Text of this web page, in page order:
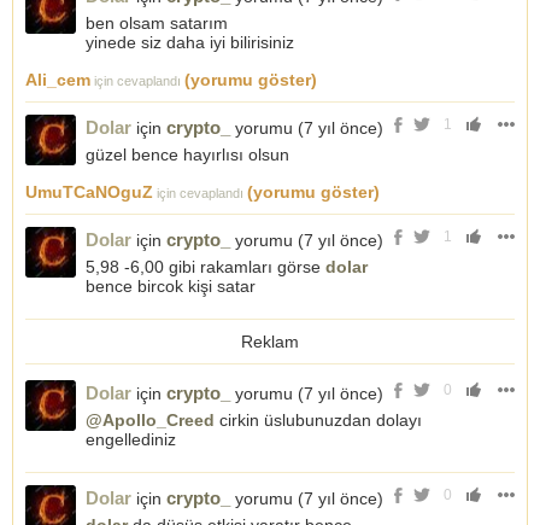
al! "
ALINTIDIR.
(Bizler şam halkından biri olmayalım..
iyi insanıda kötü insanıda tanıyıp bilecek kadar ALLAH cc
hepimize zeka vermiştir.
Bir başkasının dogrusuyla yanlışıyla hareket edip önyargılı
davranıp başkalarına tepki göstermeyelim.
bizim iradeniz vardır ve başkasının bizim irademize hüküm
etmesine izin vermeyelim)
___
Parite yapmak için en başta banka makasınızın uygun olması
şimdi elimizde 1000 dolar var diyelim. örneğin;
Parite: alış 1, 1200 satış 1, 1221 olsun
dolardan euroya geçerken: dolar / parite satış kuru = euro
yani 1000/1, 1221=891 şeklinde hesap yaparız.
Bu sayede 1000 doları parite yaparak 891 euro almış oluruz.
Bir zaman sonra parite yükselir ve siz kâr edersiniz. (ki bunu
zamanlamak ve sabredip sakin olmak zor bir meseledir)
Ve parite kuru mesela şöyle olur:
ben olsam satarım
yinede siz daha iyi bilirisiniz
Ali_cem için cevaplandı (yorumu göster)
1
Dolar için crypto_ yorumu (7 yıl önce)
güzel bence hayırlısı olsun
UmuTCaNOguZ için cevaplandı (yorumu göster)
1
Dolar için crypto_ yorumu (7 yıl önce)
5,98 -6,00 gibi rakamları görse dolar
bence bircok kişi satar
Reklam
0
Dolar için crypto_ yorumu (7 yıl önce)
@Apollo_Creed cirkin üslubunuzdan dolayı
engellediniz
0
Dolar için crypto_ yorumu (7 yıl önce)